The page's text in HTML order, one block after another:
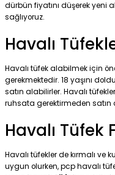
dürbün fiyatını düşerek yeni
sağlıyoruz.
Havalı
Havalı tüfek alabilmek için
gerekmektedir. 18 yaşını
satın alabilirler. Havalı
ruhsata gerektirmeden satın
Havalı Tüfek
Havalı tüfekler de kırmalı ve
uygun olurken, pcp havalı